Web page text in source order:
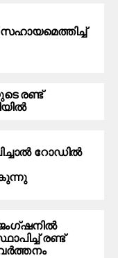
രണ്ട്
റോഡിൽ
രണ്ട്